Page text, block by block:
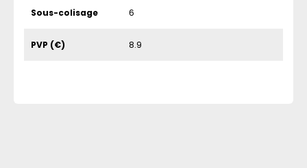
Sous-colisage 6
PVP (€) 8.9